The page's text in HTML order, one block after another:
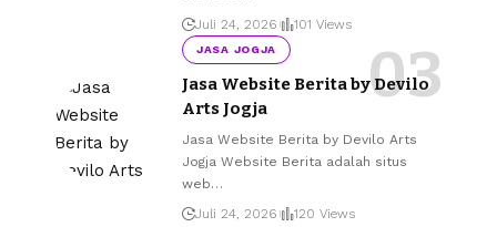
Juli 24, 2026
101 Views
JASA JOGJA
Jasa Website Berita by Devilo
Arts Jogja
Jasa Website Berita by Devilo Arts
Jogja Website Berita adalah situs
web…
Juli 24, 2026
120 Views